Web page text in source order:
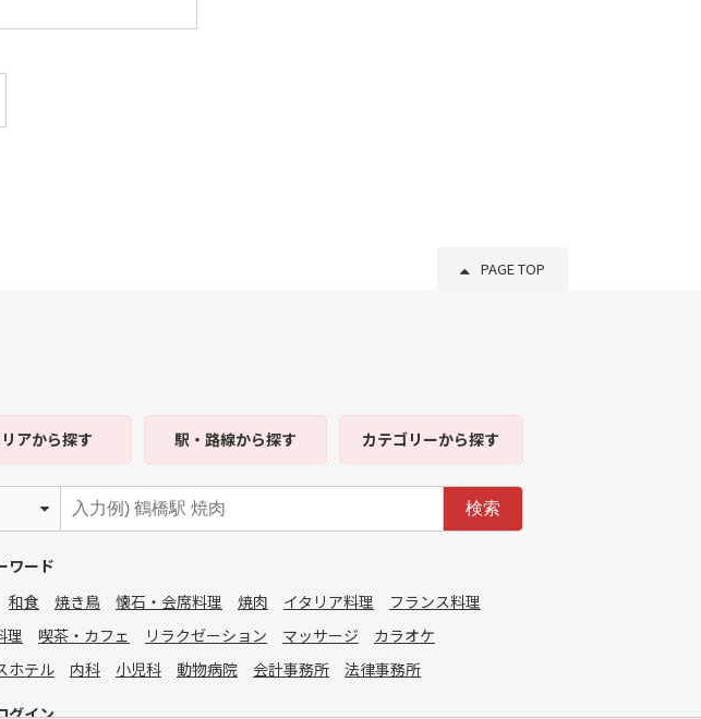
PAGE TOP
アから探す 駅・路線から探す カテゴリーから探す
検索
ワード
和食 焼き鳥 懐石・会席料理 焼肉 イタリア料理
フランス料理
理
喫茶・カフェ リラクゼーション マッサージ
カラオケ
ホテル
内科 小児科 動物病院 会計事務所 法律事務所
グイン